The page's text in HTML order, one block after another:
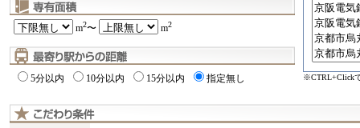
m2〜 m2
5分以内 10分以内 15分以内 指定無し ※CTRL+Click